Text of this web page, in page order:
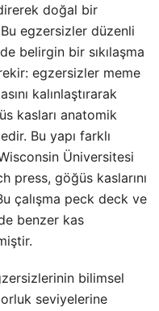
doğal bir
egzersizler düzenli
belirgin bir sıkılaşma
egzersizler meme
kalınlaştırarak
kasları anatomik
Bu yapı farklı
Üniversitesi
press, göğüs kaslarını
çalışma peck deck ve
benzer kas
bilimsel
seviyelerine